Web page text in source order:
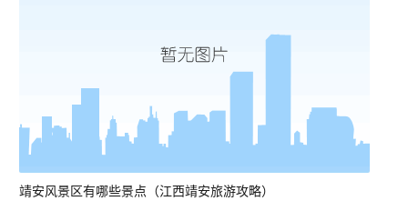
靖安风景区有哪些景点（江西靖安旅游攻略）